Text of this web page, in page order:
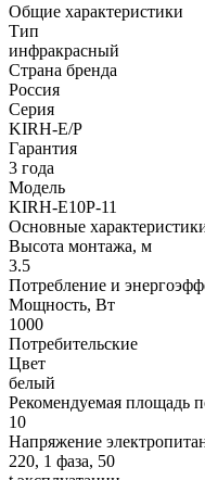
Общие характеристики
Тип
инфракрасный
Страна бренда
Россия
Серия
KIRH-E/P
Гарантия
3 года
Модель
KIRH-E10P-11
Основные
Высота монтажа, м
3.5
Потребление и
Мощность, Вт
1000
Потребительские
Цвет
белый
Рекомендуемая площадь
10
Напряжение
220, 1 фаза, 50